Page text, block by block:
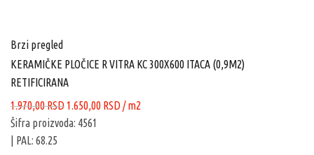
Brzi pregled
KERAMIČKE PLOČICE R VITRA KC 300X600 ITACA (0,9M2)
RETIFICIRANA
1.970,00RSD Originalna
cena
1.650,00 RSDTrenutna
/ m2
Šifra proizvoda: 4561
| PAL: 68.25